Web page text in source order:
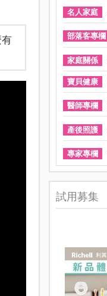
名人家庭
部落客專欄
家庭關係
寶貝健康
醫師專欄
產後照護
專家專欄
試用募集